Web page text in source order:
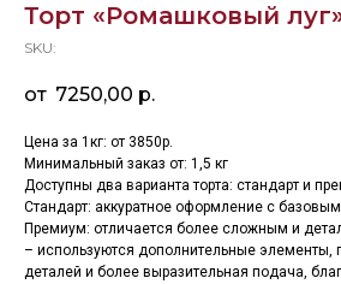
Торт «Ромашковый
SKU:
7250,00 р.
Цена за 1кг: от 3850р.
Минимальный заказ от: 1,5 кг
Доступны два варианта торта: стандарт и
Стандарт: аккуратное оформление с
Премиум: отличается более сложным и
– используются дополнительные элементы,
деталей и более выразительная подача,